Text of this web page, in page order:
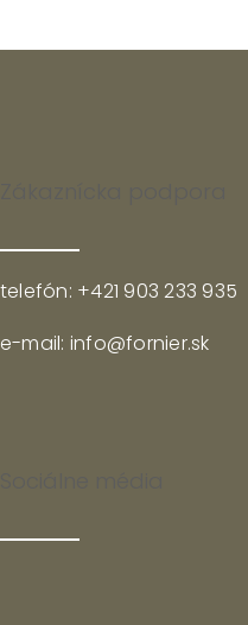
telefón: +421 903 233 935
e-mail: info@fornier.sk